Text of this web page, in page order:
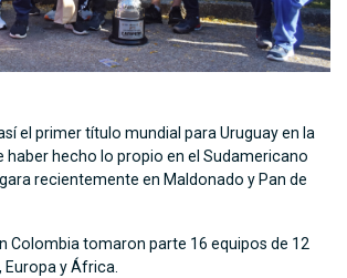
el primer título mundial para Uruguay en la
haber hecho lo propio en el Sudamericano
recientemente en Maldonado y Pan de
Colombia tomaron parte 16 equipos de 12
y África.